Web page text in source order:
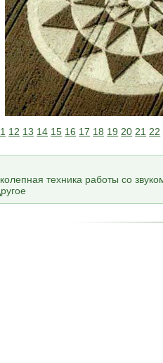
12 13 14 15 16 17 18 19 20 21 22
техника работы со